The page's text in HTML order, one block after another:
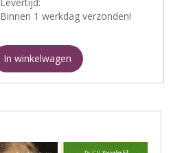
Binnen 1 werkdag verzonden!
In winkelwagen